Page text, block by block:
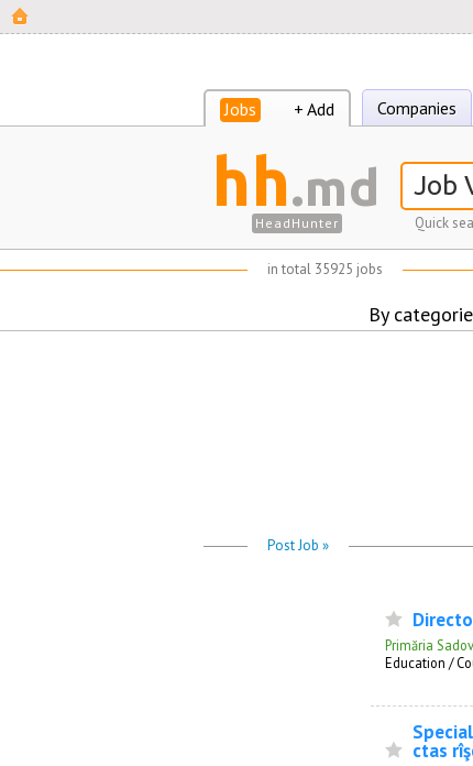
Jobs + Add Companies
hh.md
HeadHunter Quick
in total 35925 jobs
By
Post Job »
Primăria
Education /
ctas